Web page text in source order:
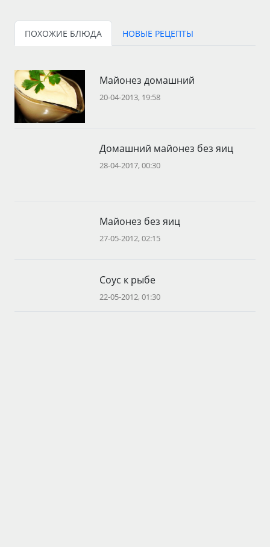
ПОХОЖИЕ БЛЮДА НОВЫЕ РЕЦЕПТЫ
Майонез домашний
20-04-2013, 19:58
Домашний майонез без яиц
28-04-2017, 00:30
Майонез без яиц
27-05-2012, 02:15
Соус к рыбе
22-05-2012, 01:30